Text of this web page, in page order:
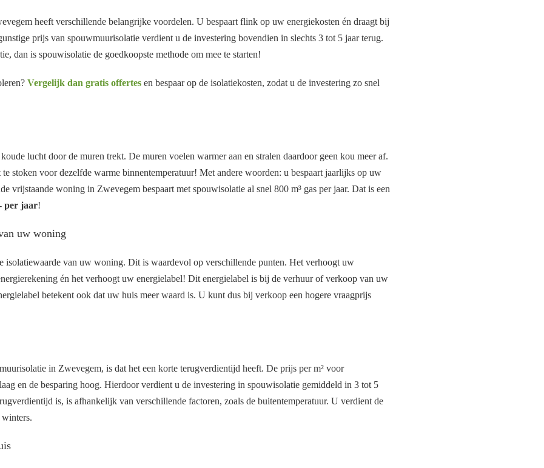
heeft verschillende belangrijke voordelen. U bespaart flink op uw energiekosten én draagt bij
prijs van spouwmuurisolatie verdient u de investering bovendien in slechts 3 tot 5 jaar terug.
dan is spouwisolatie de goedkoopste methode om mee te starten!
Vergelijk dan gratis offertes en bespaar op de isolatiekosten, zodat u de investering zo snel
lucht door de muren trekt. De muren voelen warmer aan en stralen daardoor geen kou meer af.
stoken voor dezelfde warme binnentemperatuur! Met andere woorden: u bespaart jaarlijks op uw
vrijstaande woning in Zwevegem bespaart met spouwisolatie al snel 800 m³ gas per jaar. Dat is een
per jaar!
uw woning
isolatiewaarde van uw woning. Dit is waardevol op verschillende punten. Het verhoogt uw
én het verhoogt uw energielabel! Dit energielabel is bij de verhuur of verkoop van uw
betekent ook dat uw huis meer waard is. U kunt dus bij verkoop een hogere vraagprijs
in Zwevegem, is dat het een korte terugverdientijd heeft. De prijs per m² voor
en de besparing hoog. Hierdoor verdient u de investering in spouwisolatie gemiddeld in 3 tot 5
is, is afhankelijk van verschillende factoren, zoals de buitentemperatuur. U verdient de